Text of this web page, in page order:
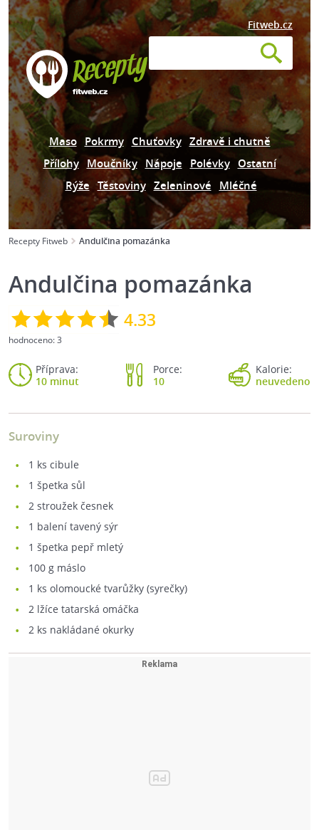
Fitweb.cz
Maso Pokrmy Chuťovky Zdravě i chutně
Přílohy Moučníky Nápoje Polévky Ostatní
Rýže Těstoviny Zeleninové Mléčné
Recepty Fitweb Andulčina pomazánka
Andulčina pomazánka
4.33
hodnoceno:3
Příprava:
10 minut
Porce:
10
Kalorie:
neuvedeno
Suroviny
1 ks cibule
1 špetka sůl
2 stroužek česnek
1 balení tavený sýr
1 špetka pepř mletý
100 g máslo
1 ks olomoucké tvarůžky (syrečky)
2 lžíce tatarská omáčka
2 ks nakládané okurky